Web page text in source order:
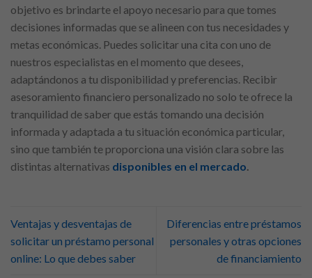
objetivo es brindarte el apoyo necesario para que tomes
decisiones informadas que se alineen con tus necesidades y
metas económicas. Puedes solicitar una cita con uno de
nuestros especialistas en el momento que desees,
adaptándonos a tu disponibilidad y preferencias. Recibir
asesoramiento financiero personalizado no solo te ofrece la
tranquilidad de saber que estás tomando una decisión
informada y adaptada a tu situación económica particular,
sino que también te proporciona una visión clara sobre las
distintas alternativas disponibles en el mercado.
Ventajas y desventajas de
solicitar un préstamo personal
online: Lo que debes saber
Diferencias entre préstamos
personales y otras opciones
de financiamiento